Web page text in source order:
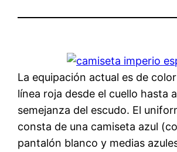
La equipación actual es de
línea roja desde el cuello hasta
semejanza del escudo. El
consta de una camiseta azul
pantalón blanco y medias